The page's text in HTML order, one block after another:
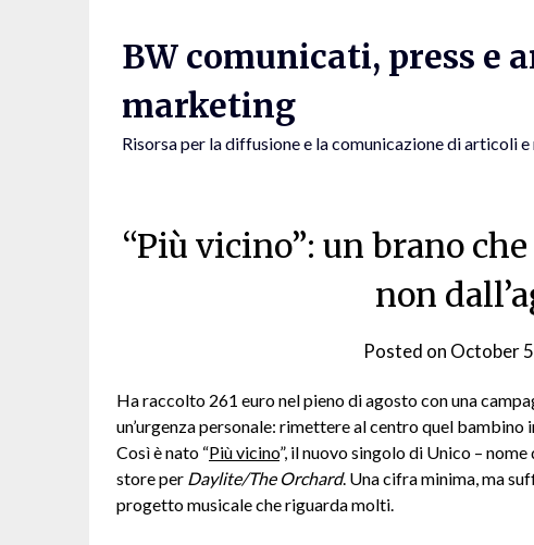
BW comunicati, press e
marketing
Risorsa per la diffusione e la comunicazione di articoli e
“Più vicino”: un brano
non
Posted on October
Ha raccolto 261 euro nel pieno di agosto con una
un’urgenza personale: rimettere al centro quel
Così è nato “Più vicino”, il nuovo singolo di Unico –
store per Daylite/The Orchard. Una cifra minima, ma
progetto musicale che riguarda molti.